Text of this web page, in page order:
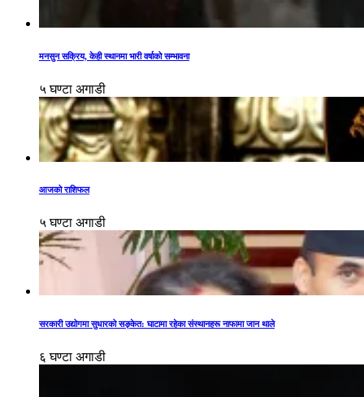
मनसुन सक्रिय, केही स्थानमा भारी वर्षाको सम्भावना
५ घण्टा अगाडी
आजको राशिफल
५ घण्टा अगाडी
सरकारी उद्योगमा सुधारको सङ्केत: घाटामा रहेका संस्थानहरू नाफामा जान थाले
६ घण्टा अगाडी